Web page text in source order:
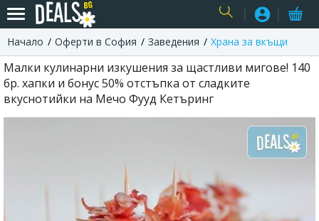
USER
Начало Оферти в София Заведения Храна за вкъщи
Малки кулинарни изкушения за щастливи мигове! 140
бр. хапки и бонус 50% отстъпка от сладките
вкуснотийки на Мечо Фууд Кетъринг